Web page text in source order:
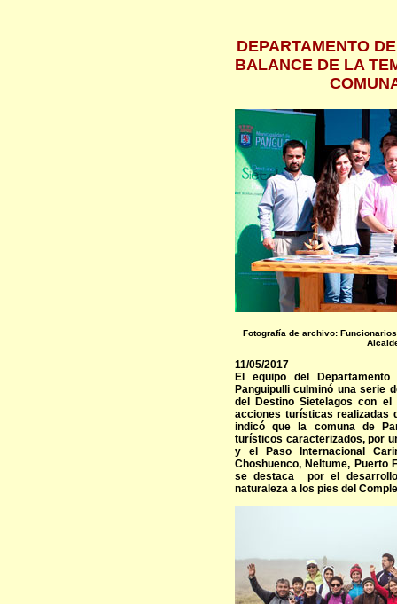
DEPARTAMENTO
BALANCE DE LA
Fotografía de archivo:
11/05/2017
El equipo del
Panguipulli culminó una serie
del Destino Sietelagos con
acciones turísticas realizadas
indicó que la comuna de
turísticos caracterizados, por
y el Paso Internacional
Choshuenco, Neltume, Puerto
se destaca por el
naturaleza a los pies del